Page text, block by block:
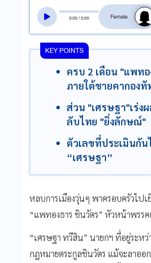
0:00/0:00
สลับเสียง
KEY POINTS
ครบ 2 เดือน "แพท
ภายใต้ชายคากอง
ส่วน "เศรษฐา"เร่ง
ลับไทย "ยิ่งลักษณ์"
ตัวเลขที่ประเมินกัน
“เศรษฐา”
หลบการเมืองวุ่นๆ พาครอบครัวไป
“แพทองธาร ชินวัตร” หัวหน้าพรร
“เศรษฐา ทวีสิน” นายกฯ ที่อยู่ระห
กฎหมายตระกูลชินวัตร แม้จะลาออ